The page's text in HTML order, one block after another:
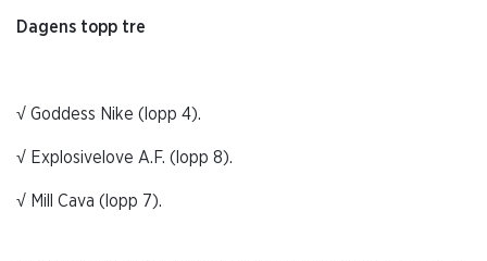
Dagens topp tre
√ Goddess Nike (lopp 4).
√ Explosivelove A.F. (lopp 8).
√ Mill Cava (lopp 7).